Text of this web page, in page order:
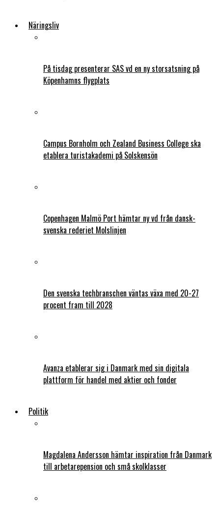
Näringsliv
På tisdag presenterar SAS vd en ny storsatsning på
Köpenhamns flygplats
Campus Bornholm och Zealand Business College ska
etablera turistakademi på Solskensön
Copenhagen Malmö Port hämtar ny vd från dansk-
svenska rederiet Molslinjen
Den svenska techbranschen väntas växa med 20-27
procent fram till 2028
Avanza etablerar sig i Danmark med sin digitala
plattform för handel med aktier och fonder
Politik
Magdalena Andersson hämtar inspiration från Danmark
till arbetarepension och små skolklasser